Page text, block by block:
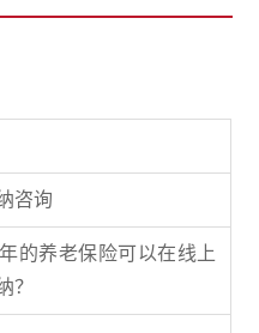
咨询
的养老保险可以在线上
？